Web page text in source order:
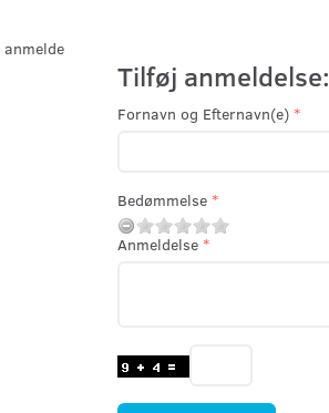
Tilføj anmeldelse:
Fornavn og Efternavn(e)
Bedømmelse
Anmeldelse